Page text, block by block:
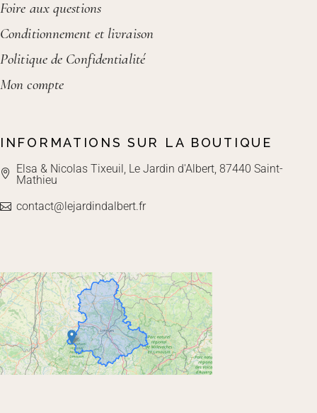
Foire aux questions
Conditionnement et livraison
Politique de Confidentialité
Mon compte
INFORMATIONS SUR LA BOUTIQUE
Elsa & Nicolas Tixeuil, Le Jardin d'Albert, 87440 Saint-
Mathieu
contact@lejardindalbert.fr